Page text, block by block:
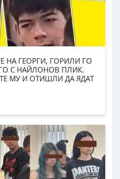
НА ГЕОРГИ, ГОРИЛИ ГО
С НАЙЛОНОВ ПЛИК.
МУ И ОТИШЛИ ДА ЯДАТ